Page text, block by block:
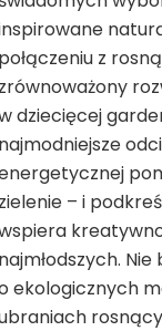
połączeniu z
zrównoważony
dziecięcej
najmodniejsze
zielenie – i
najmłodszych.
ekologicznych